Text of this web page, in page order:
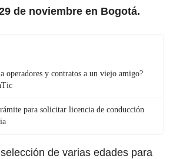
de noviembre en Bogotá.
a operadores y contratos a un viejo amigo?
para solicitar licencia de conducción
de varias edades para